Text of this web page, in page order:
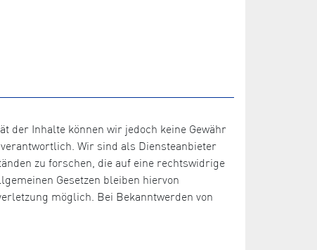
der Inhalte können wir jedoch keine Gewähr
Wir sind als Diensteanbieter
zu forschen, die auf eine rechtswidrige
Gesetzen bleiben hiervon
möglich. Bei Bekanntwerden von